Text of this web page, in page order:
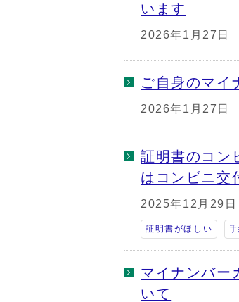
います
2026年1月27日
ご自身のマイ
2026年1月27日
証明書のコン
はコンビニ交
2025年12月29日
証明書がほしい
マイナンバー
いて